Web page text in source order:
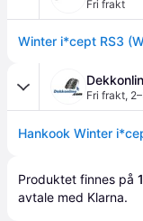
Fri frakt
Winter i*cept RS3
Fri frakt,
Produktet finnes på 1
avtale med Klarna.